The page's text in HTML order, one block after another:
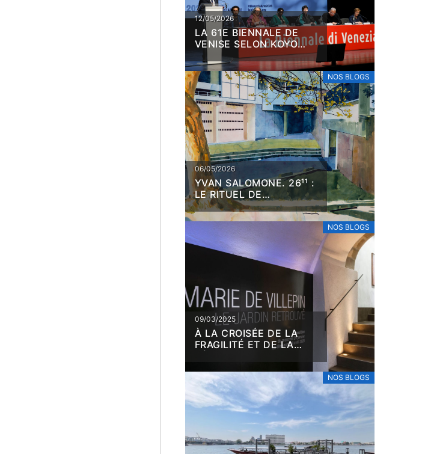
12/05/2026
LA 61E BIENNALE DE
VENISE SELON KOYO
KOUOH
NOS BLOGS
06/05/2026
YVAN SALOMONE. 26¹¹ :
LE RITUEL DE
L’AQUARELLE
NOS BLOGS
09/03/2025
À LA CROISÉE DE LA
FRAGILITÉ ET DE LA
NOS BLOGS